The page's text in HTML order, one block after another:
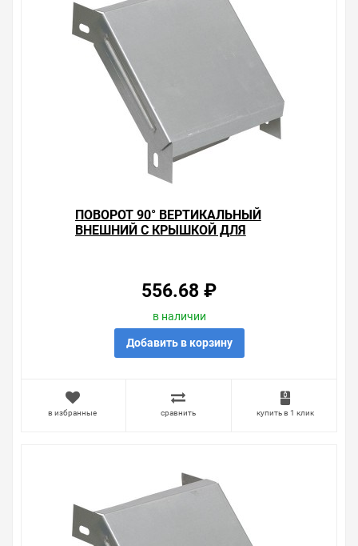
ПОВОРОТ 90° ВЕРТИКАЛЬНЫЙ
ВНЕШНИЙ С КРЫШКОЙ ДЛЯ
556.68 ₽
в наличии
Добавить в корзину
в избранные сравнить купить в 1 клик